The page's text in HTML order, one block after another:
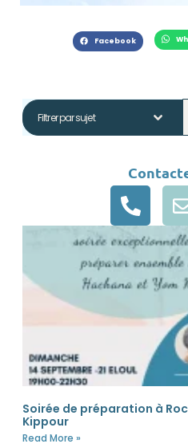
Facebook
Soirée de préparation à
Kippour
Read More »